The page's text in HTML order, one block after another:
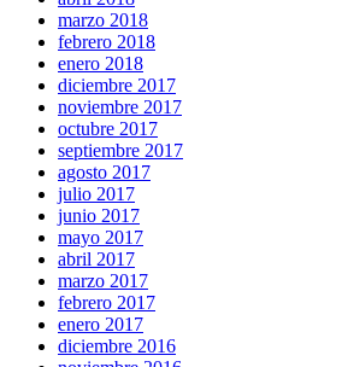
marzo 2018
febrero 2018
enero 2018
diciembre 2017
noviembre 2017
octubre 2017
septiembre 2017
agosto 2017
julio 2017
junio 2017
mayo 2017
abril 2017
marzo 2017
febrero 2017
enero 2017
diciembre 2016